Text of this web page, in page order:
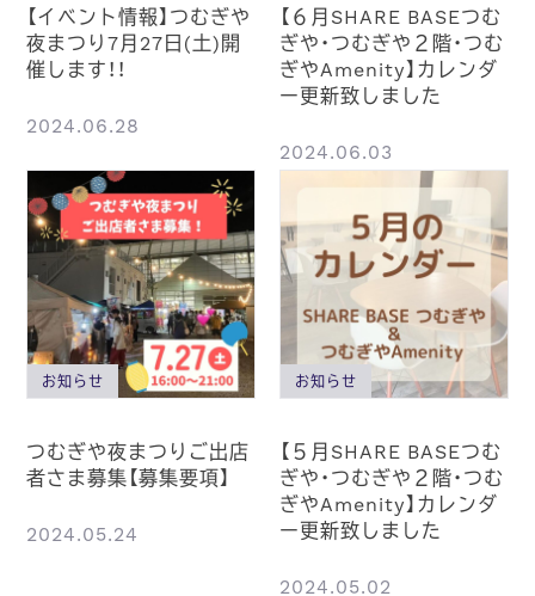
【イベント情報】つむぎや
夜まつり7月27日(土)開
催します！！
2024.06.28
【６月SHARE BASEつむ
ぎや・つむぎや２階・つむ
ぎやAmenity】カレンダ
ー更新致しました
2024.06.03
お知らせ
つむぎや夜まつりご出店
者さま募集【募集要項】
2024.05.24
お知らせ
【５月SHARE BASEつむ
ぎや・つむぎや２階・つむ
ぎやAmenity】カレンダ
ー更新致しました
2024.05.02